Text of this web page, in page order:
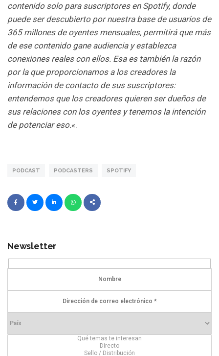
contenido solo para suscriptores en Spotify, donde
puede ser descubierto por nuestra base de usuarios de
365 millones de oyentes mensuales, permitirá que más
de ese contenido gane audiencia y establezca
conexiones reales con ellos. Esa es también la razón
por la que proporcionamos a los creadores la
información de contacto de sus suscriptores:
entendemos que los creadores quieren ser dueños de
sus relaciones con los oyentes y tenemos la intención
de potenciar eso.«.
PODCAST PODCASTERS SPOTIFY
Newsletter